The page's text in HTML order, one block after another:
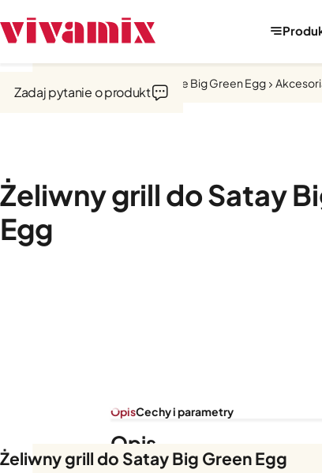
Kuchnie zewnętrzne Big Green Egg
Żeliwny grill do Satay
Egg
Zadaj pytanie o produkt
Żeliwny grill do Satay Big Green Egg
OpisCechy i parametry
Opis
Żeliwny półruszt Satay